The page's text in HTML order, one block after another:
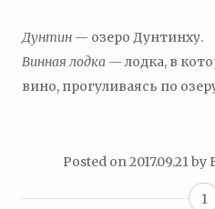
Дунтин — озеро Дунтинху.
Винная лодка — лодка, в
вино, прогуливаясь по
Posted on 2017.09.21 by
1